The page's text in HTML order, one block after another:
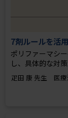
7剤ルールを活
疋田 康 先生 医療
ポリファーマシ
し、具体的な対